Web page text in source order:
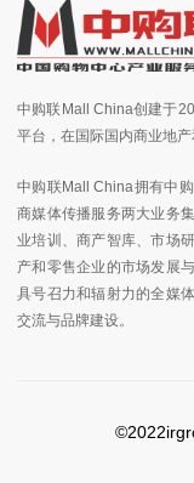
中购联Mall China创建于
平台，在国际国内商业地
中购联Mall China拥有中
商媒体传播服务两大业务
业培训、商产智库、市场
产和零售企业的市场发展
具号召力和辐射力的全媒
交流与品牌建设。